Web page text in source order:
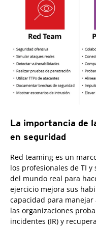
La importancia de
en seguridad
Red teaming es un
los profesionales de TI
del mundo real para
ejercicio mejora sus
capacidad para manejar
las organizaciones
incidentes (IR) y